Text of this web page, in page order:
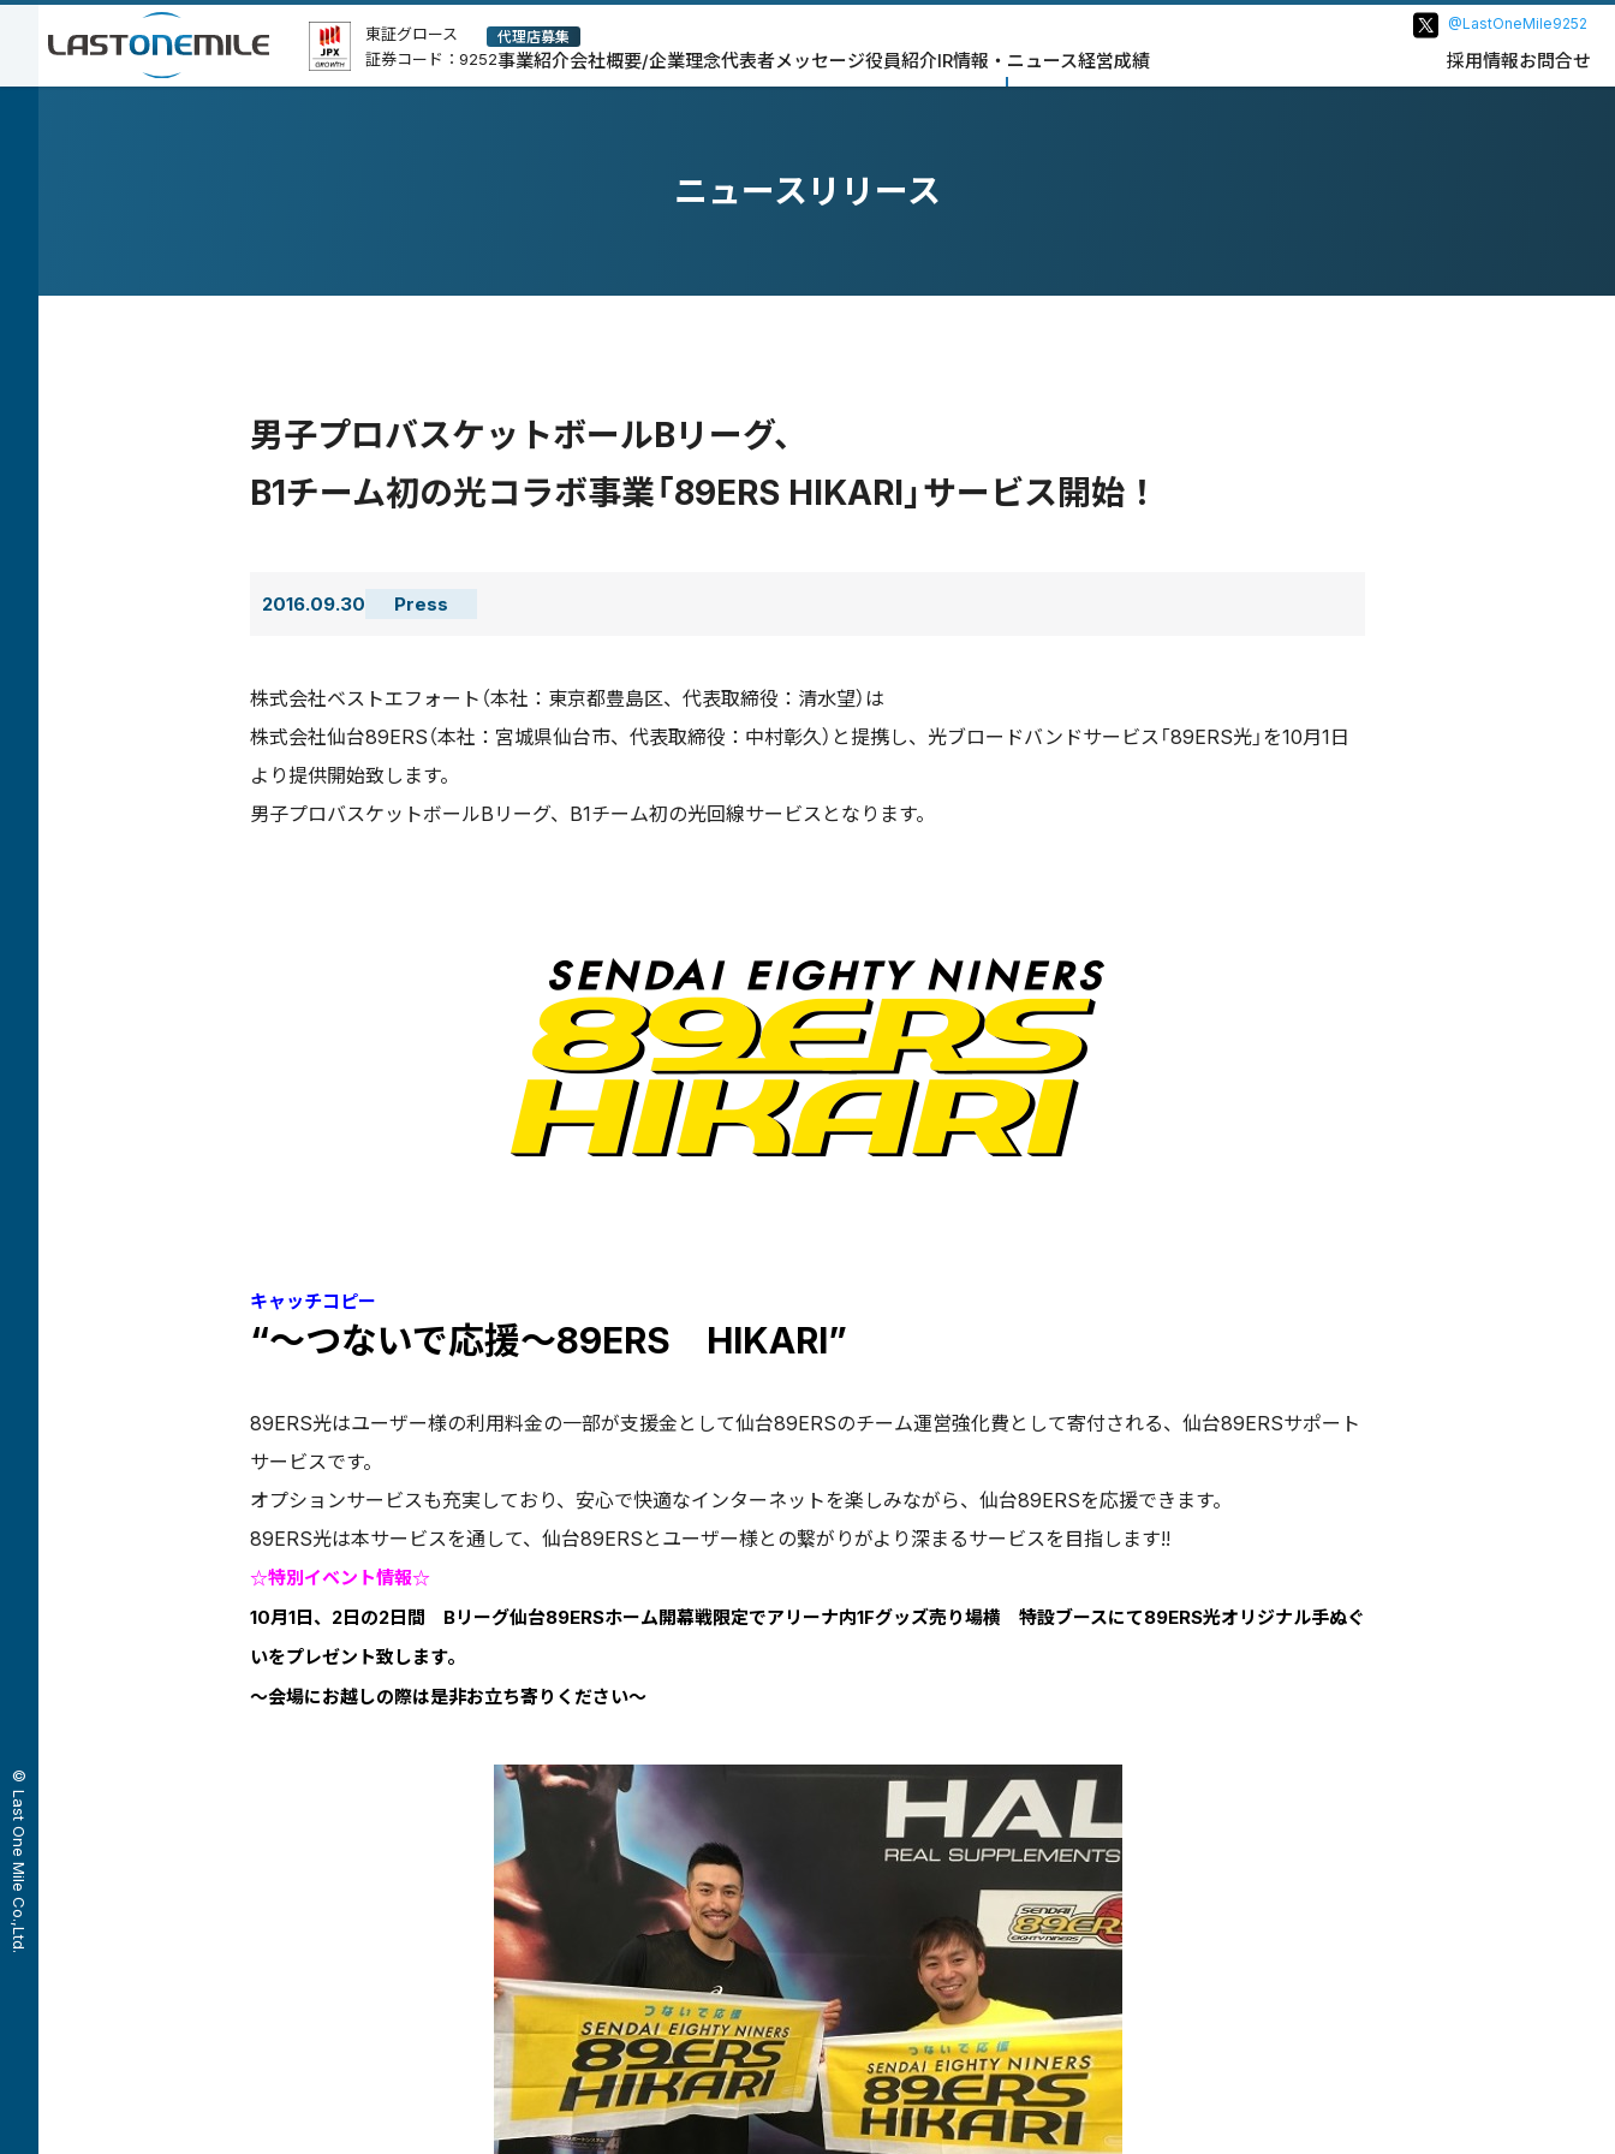
シ
東証グロース
証券コード：9252事業紹介
代理店募集
会社概要/企業理念代表者メッセージ役員紹介IR情報・ニュース経営成績 採用情報お問合せ
@LastOneMile9252
ニュースリリース
男子プロバスケットボールBリーグ、
B1チーム初の光コラボ事業「89ERS HIKARI」サービス開始！
2016.09.30 Press
株式会社ベストエフォート（本社：東京都豊島区、代表取締役：清水望）は
株式会社仙台89ERS（本社：宮城県仙台市、代表取締役：中村彰久）と提携し、光ブロードバンドサービス「89ERS光」を10月1日
より提供開始致します。
男子プロバスケットボールBリーグ、B1チーム初の光回線サービスとなります。
キャッチコピー
“～つないで応援～89ERS HIKARI”
89ERS光はユーザー様の利用料金の一部が支援金として仙台89ERSのチーム運営強化費として寄付される、仙台89ERSサポート
サービスです。
オプションサービスも充実しており、安心で快適なインターネットを楽しみながら、仙台89ERSを応援できます。
89ERS光は本サービスを通して、仙台89ERSとユーザー様との繋がりがより深まるサービスを目指します!!
☆特別イベント情報☆
10月1日、2日の2日間 Bリーグ仙台89ERSホーム開幕戦限定でアリーナ内1Fグッズ売り場横 特設ブースにて89ERS光オリジナル手ぬぐ
いをプレゼント致します。
～会場にお越しの際は是非お立ち寄りください～
© Last One Mile Co.,Ltd.